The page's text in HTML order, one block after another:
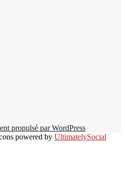
propulsé par WordPress
powered by UltimatelySocial